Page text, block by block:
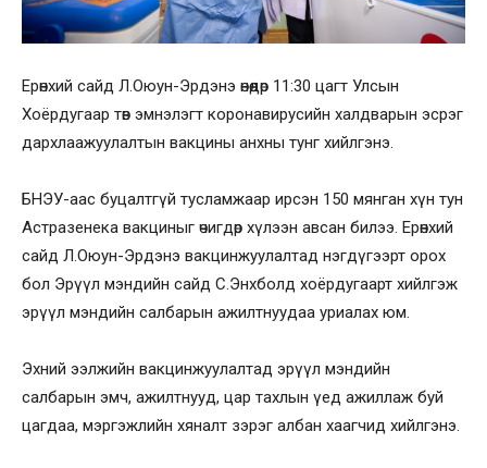
Ерөнхий сайд Л.Оюун-Эрдэнэ өнөөдөр 11:30 цагт Улсын
Хоёрдугаар төв эмнэлэгт коронавирусийн халдварын эсрэг
дархлаажуулалтын вакцины анхны тунг хийлгэнэ.
БНЭУ-аас буцалтгүй тусламжаар ирсэн 150 мянган хүн тун
Астразенека вакциныг өчигдөр хүлээн авсан билээ. Ерөнхий
сайд Л.Оюун-Эрдэнэ вакцинжуулалтад нэгдүгээрт орох
бол Эрүүл мэндийн сайд С.Энхболд хоёрдугаарт хийлгэж
эрүүл мэндийн салбарын ажилтнуудаа уриалах юм.
Эхний ээлжийн вакцинжуулалтад эрүүл мэндийн
салбарын эмч, ажилтнууд, цар тахлын үед ажиллаж буй
цагдаа, мэргэжлийн хяналт зэрэг албан хаагчид хийлгэнэ.